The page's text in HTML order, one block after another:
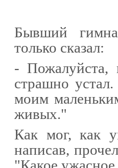
Бывший
только сказал:
- Пожалуйста,
страшно
моим
живых."
Как мог, как
написав,